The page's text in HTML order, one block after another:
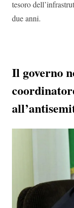
tesoro
due anni.
Il governo